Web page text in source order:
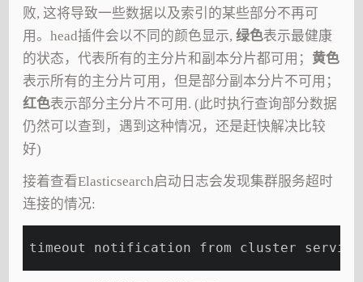
败, 这将导致一些数据以及索引的某些部分不再可
用。head插件会以不同的颜色显示,绿色表示最健康
的状态，代表所有的主分片和副本分片都可用； 黄色
表示所有的主分片可用，但是部分副本分片不可用；
红色表示部分主分片不可用. (此时执行查询部分数据
仍然可以查到，遇到这种情况，还是赶快解决比较
好)
接着查看Elasticsearch启动日志会发现集群服务超时
连接的情况:
timeout notification from cluster